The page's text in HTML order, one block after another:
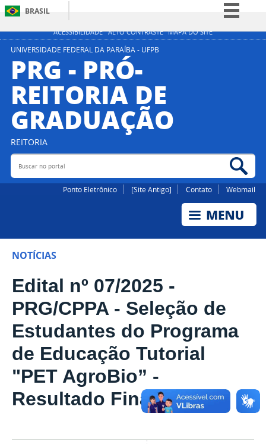
ACESSIBILIDADE ALTO CONTRASTE MAPA DO SITE
BRASIL
Simplifique!
Acesso à informação
UNIVERSIDADE FEDERAL DA PARAÍBA - UFPB
PRG - PRÓ-
REITORIA DE
GRADUAÇÃO
REITORIA
Buscar no portal
Ponto Eletrônico [Site Antigo] Contato Webmail
NOTÍCIAS
Edital nº 07/2025 -
PRG/CPPA - Seleção de
Estudantes do Programa
de Educação Tutorial
"PET AgroBio” -
Resultado Final